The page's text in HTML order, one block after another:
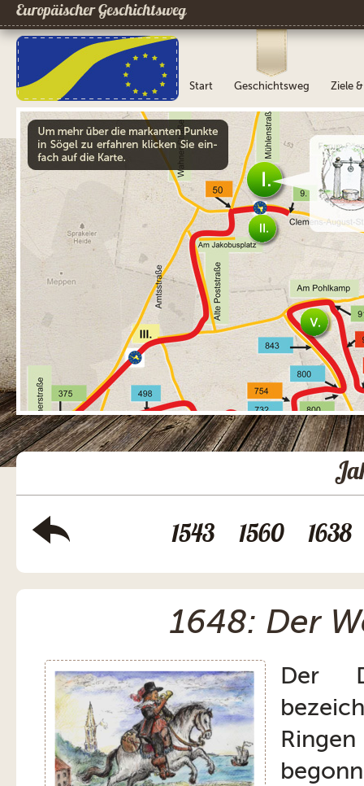
Europäischer Geschichtsweg
Start Geschichtsweg Ziele
1543 1560 1638
1648: Der
Der